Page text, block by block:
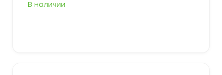
В наличии